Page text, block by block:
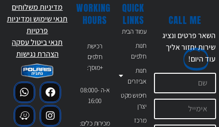
QUICK
LINKS
עמוד הבית
חנות
חלפים
חנות
אביזרים
חיפוש מקט
יצרן
מרכז
WORKING
HOURS
רכישת
חלפים
+מוסך:
א-ה 08:000-
16:00
מכירות כלים:
CALL ME
השאר פרטים ונציג
שירות יחזור אליך
עודהיום!
מדיניות משלוחים
תנאי שימוש ומדיניות
פרטיות
תנאי ביטול עסקה
הצהרת נגישות